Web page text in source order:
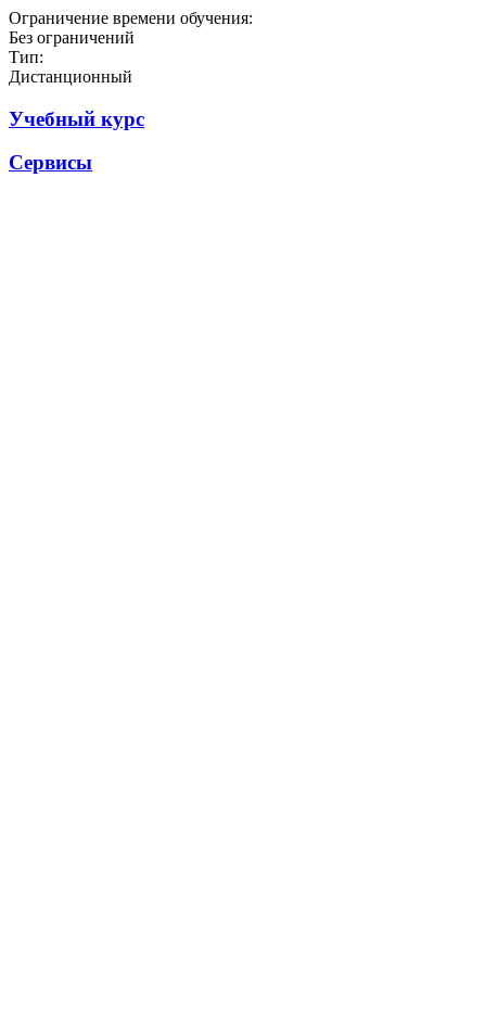
Ограничение времени обучения:
Без ограничений
Тип:
Дистанционный
Учебный курс
Сервисы